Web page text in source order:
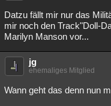
Datzu fällt mir nur das
mir noch den Track"Doll-
Marilyn Manson vor...
jg
ehemaliges Mitglied
Wann geht das denn nun